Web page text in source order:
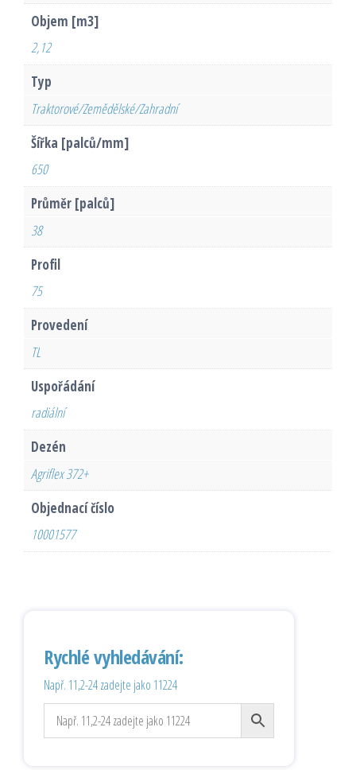
Objem [m3]
2,12
Typ
Traktorové/Zemědělské/Zahradní
Šířka [palců/mm]
650
Průměr [palců]
38
Profil
75
Provedení
TL
Uspořádání
radiální
Dezén
Agriflex 372+
Objednací číslo
10001577
Rychlé vyhledávání:
Např. 11,2-24 zadejte jako 11224